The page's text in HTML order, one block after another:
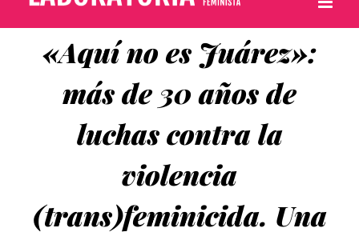
«Aquí no es Juárez»:
más de 30 años de
luchas contra la
violencia
(trans)feminicida. Una